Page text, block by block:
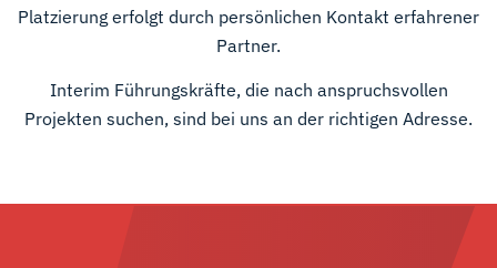
Platzierung erfolgt durch persönlichen Kontakt erfahrener
Partner.
Interim Führungskräfte, die nach anspruchsvollen
Projekten suchen, sind bei uns an der richtigen Adresse.